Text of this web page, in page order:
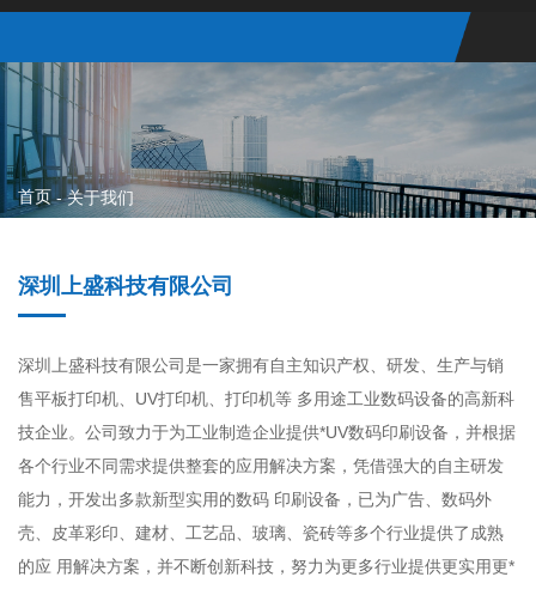
首页-关于我们
深圳上盛科技有限公司
深圳上盛科技有限公司是一家拥有自主知识产权、研发、生产与销
售平板打印机、UV打印机、打印机等 多用途工业数码设备的高新科
技企业。公司致力于为工业制造企业提供*UV数码印刷设备，并根据
各个行业不同需求提供整套的应用解决方案，凭借强大的自主研发
能力，开发出多款新型实用的数码 印刷设备，已为广告、数码外
壳、皮革彩印、建材、工艺品、玻璃、瓷砖等多个行业提供了成熟
的应 用解决方案，并不断创新科技，努力为更多行业提供更实用更*